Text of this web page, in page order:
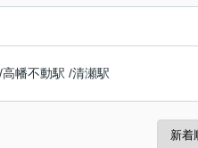
/高幡不動駅 /清瀬駅